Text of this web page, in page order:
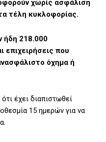
χωρίς ασφάλιση
τέλη κυκλοφορίας.
ήδη 218.000
επιχειρήσεις που
όχημα ή
έχει διαπιστωθεί
15 ημερών για να